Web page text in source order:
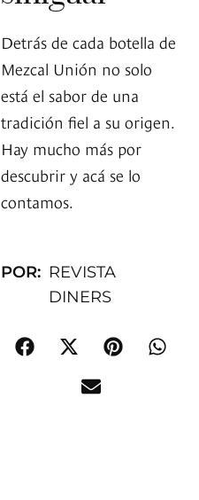
Detrás de cada botella de
Mezcal Unión no solo
está el sabor de una
tradición fiel a su origen.
Hay mucho más por
descubrir y acá se lo
contamos.
POR: REVISTA
DINERS